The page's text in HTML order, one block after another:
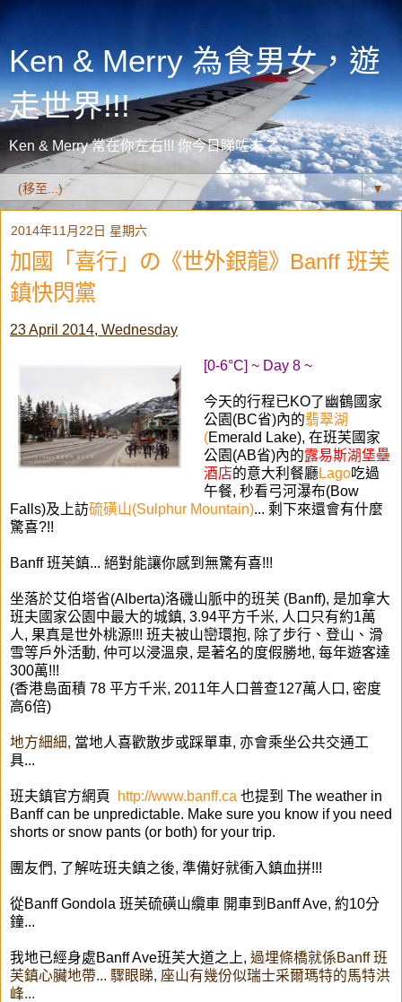
Ken & Merry 為食男女，遊
走世界!!!
Ken & Merry 常在你左右!!! 你今日睇咗未？
▼
2014年11月22日 星期六
加國「喜行」の《世外銀龍》Banff 班芙
鎮快閃黨
23 April 2014, Wednesday
[0-6°C] ~ Day 8 ~
今天的行程已KO了 幽鶴國家
公園 (BC省)內的翡翠湖
(Emerald Lake), 在班芙 國家
公園(AB省)內的露易斯湖堡壘
酒店的意大利餐廳Lago吃過
午餐, 秒看弓河瀑布(Bow
Falls)及上訪硫磺山(Sulphur Mountain)... 剩下來還會有什麼
驚喜?!!
Banff 班芙鎮... 絕對能讓你感到無驚有喜!!!
坐落於艾伯塔省(Alberta)洛磯山脈中的班芙 (Banff), 是加拿大
班夫國家公園中最大的城鎮, 3.94平方千米, 人口只有約1萬
人, 果真是世外桃源!!! 班夫被山巒環抱, 除了步行、登山、滑
雪等戶外活動, 仲可以浸溫泉, 是著名的度假勝地, 每年遊客達
300萬!!!
(香港島面積 78 平方千米, 2011年人口普查127萬人口, 密度
高6倍)
地方細細, 當地人喜歡散步或踩單車, 亦會乘坐公共交通工
具...
班夫鎮官方網頁 http://www.banff.ca 也提到 The weather in
Banff can be unpredictable. Make sure you know if you need
shorts or snow pants (or both) for your trip.
團友們, 了解咗班夫鎮之後, 準備好就衝入鎮血拼!!!
從Banff Gondola 班芙硫磺山纜車 開車到Banff Ave, 約10分
鐘...
我地已經身處Banff Ave班芙大道之上, 過埋條橋就係Banff 班
芙鎮心臟地帶... 驟眼睇, 座山有幾份似瑞士采爾瑪特的馬特洪
峰...